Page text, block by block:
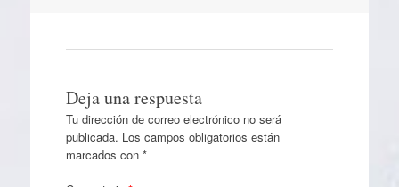
Deja una respuesta
Tu dirección de correo electrónico no será
publicada. Los campos obligatorios están
marcados con *